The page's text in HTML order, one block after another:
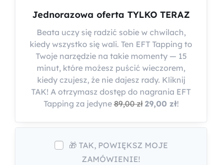
Jednorazowa oferta TYLKO TERAZ
Beata uczy się radzić sobie w chwilach,
kiedy wszystko się wali. Ten EFT Tapping to
Twoje narzędzie na takie momenty — 15
minut, które możesz puścić wieczorem,
kiedy czujesz, że nie dajesz rady. Kliknij
TAK! A otrzymasz dostęp do nagrania EFT
Tapping za jedyne89,00 zł 29,00 zł!
🎁 TAK, POWIĘKSZ MOJE
ZAMÓWIENIE!